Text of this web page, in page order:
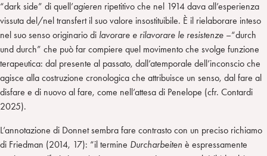
“dark side” di quell’agieren ripetitivo che nel 1914 dava all’esperienza
vissuta del/nel transfert il suo valore insostituibile. È il rielaborare inteso
nel suo senso originario di lavorare e rilavorare le resistenze –“durch
und durch” che può far compiere quel movimento che svolge funzione
terapeutica: dal presente al passato, dall’atemporale dell’inconscio che
agisce alla costruzione cronologica che attribuisce un senso, dal fare al
disfare e di nuovo al fare, come nell’attesa di Penelope (cfr. Contardi
2025).
L’annotazione di Donnet sembra fare contrasto con un preciso richiamo
di Friedman (2014, 17): “il termine Durcharbeiten è espressamente